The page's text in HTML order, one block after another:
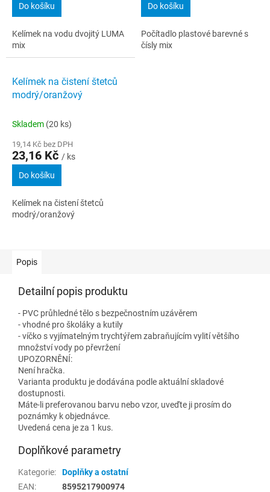
Do košíku
Kelímek na vodu dvojitý LUMA
mix
Do košíku
Počítadlo plastové barevné s
čísly mix
Kelímek na čistení štetců
modrý/oranžový
Skladem (20 ks)
19,14 Kč bez DPH
23,16 Kč / ks
Do košíku
Kelímek na čistení štetců
modrý/oranžový
Popis
Detailní popis produktu
- PVC průhledné tělo s bezpečnostním uzávěrem
- vhodné pro školáky a kutily
- víčko s vyjímatelným trychtýřem zabraňujícím vylití většího
množství vody po převržení
UPOZORNĚNÍ:
Není hračka.
Varianta produktu je dodávána podle aktuální skladové
dostupnosti.
Máte-li preferovanou barvu nebo vzor, uveďte ji prosím do
poznámky k objednávce.
Uvedená cena je za 1 kus.
Doplňkové parametry
Kategorie:
Doplňky a ostatní
EAN: 8595217900974